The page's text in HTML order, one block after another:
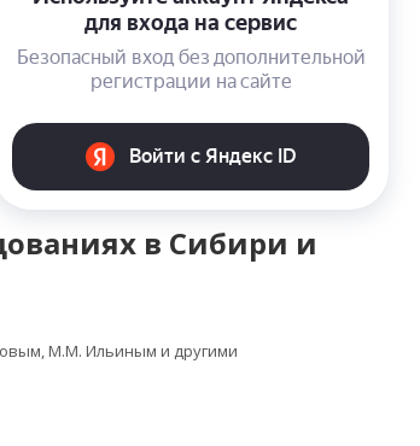
КОНТАКТЫ ОТЗЫВЫ
в Сибири и
М.М. Ильиным и другими